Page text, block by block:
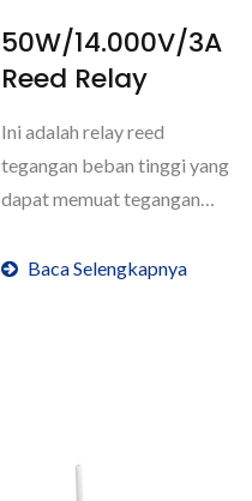
50W/14.000V/3A
Reed Relay
Ini adalah relay reed
tegangan beban tinggi yang
dapat memuat tegangan
Baca Selengkapnya